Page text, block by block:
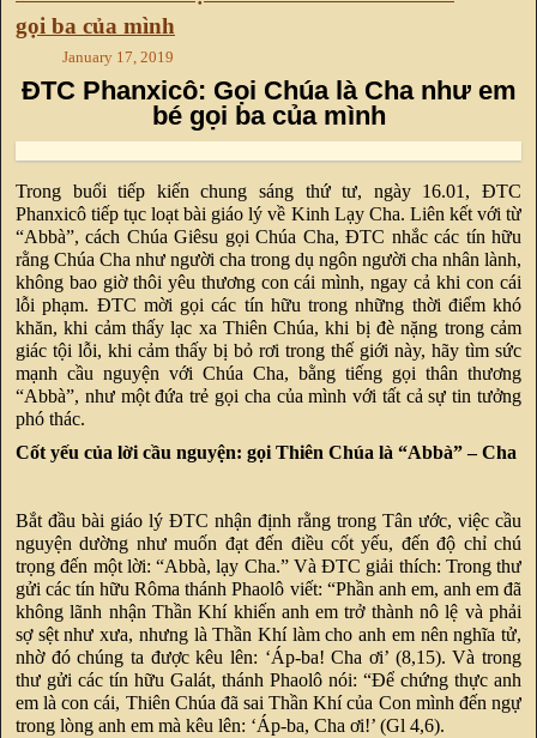
gọi ba của mình
January 17, 2019
ĐTC Phanxicô: Gọi Chúa là Cha như em
bé gọi ba của mình
Trong buổi tiếp kiến chung sáng thứ tư, ngày 16.01, ĐTC
Phanxicô tiếp tục loạt bài giáo lý về Kinh Lạy Cha. Liên kết với từ
“Abbà”, cách Chúa Giêsu gọi Chúa Cha, ĐTC nhắc các tín hữu
rằng Chúa Cha như người cha trong dụ ngôn người cha nhân lành,
không bao giờ thôi yêu thương con cái mình, ngay cả khi con cái
lỗi phạm. ĐTC mời gọi các tín hữu trong những thời điểm khó
khăn, khi cảm thấy lạc xa Thiên Chúa, khi bị đè nặng trong cảm
giác tội lỗi, khi cảm thấy bị bỏ rơi trong thế giới này, hãy tìm sức
mạnh cầu nguyện với Chúa Cha, bằng tiếng gọi thân thương
“Abbà”, như một đứa trẻ gọi cha của mình với tất cả sự tin tưởng
phó thác.
Cốt yếu của lời cầu nguyện: gọi Thiên Chúa là “Abbà” – Cha
Bắt đầu bài giáo lý ĐTC nhận định rằng trong Tân ước, việc cầu
nguyện dường như muốn đạt đến điều cốt yếu, đến độ chỉ chú
trọng đến một lời: “Abbà, lạy Cha.” Và ĐTC giải thích: Trong thư
gửi các tín hữu Rôma thánh Phaolô viết: “Phần anh em, anh em đã
không lãnh nhận Thần Khí khiến anh em trở thành nô lệ và phải
sợ sệt như xưa, nhưng là Thần Khí làm cho anh em nên nghĩa tử,
nhờ đó chúng ta được kêu lên: ‘Áp-ba! Cha ơi’ (8,15). Và trong
thư gửi các tín hữu Galát, thánh Phaolô nói: “Để chứng thực anh
em là con cái, Thiên Chúa đã sai Thần Khí của Con mình đến ngự
trong lòng anh em mà kêu lên: ‘Áp-ba, Cha ơi!’ (Gl 4,6).